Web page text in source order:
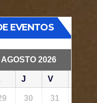
EVENTOS
AGOSTO 2026
J V
30 31